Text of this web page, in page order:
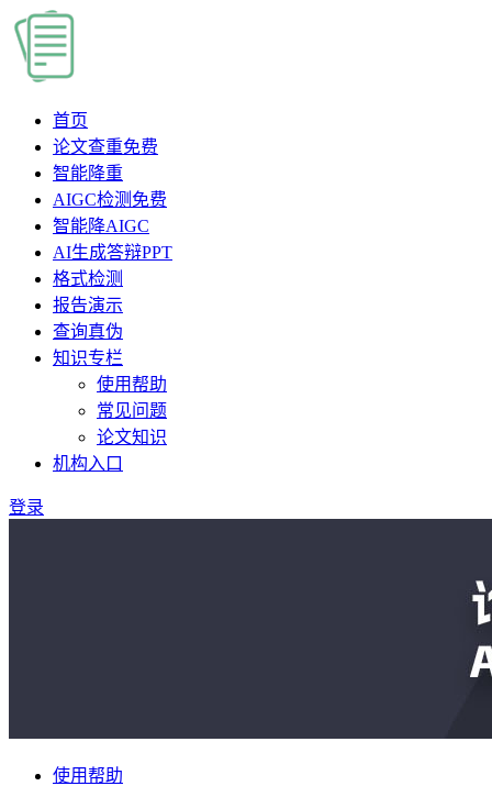
首页
论文查重免费
智能降重
AIGC检测 免费
智能降AIGC
AI生成答辩PPT
格式检测
报告演示
查询真伪
知识专栏
使用帮助
常见问题
论文知识
机构入口
登录
使用帮助